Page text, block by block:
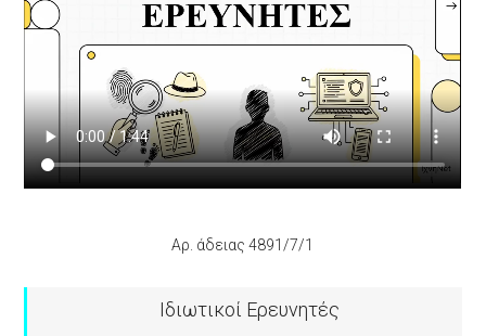
Αρ. άδειας 4891/7/1
Ιδιωτικοί Ερευνητές